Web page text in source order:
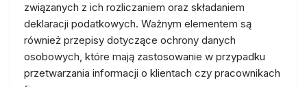
związanych z ich rozliczaniem oraz składaniem
deklaracji podatkowych. Ważnym elementem są
również przepisy dotyczące ochrony danych
osobowych, które mają zastosowanie w przypadku
przetwarzania informacji o klientach czy pracownikach